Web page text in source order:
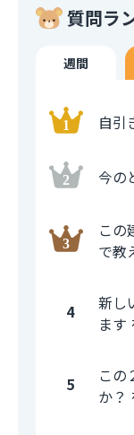
質問ラ
週間
自引
今の
この
で教
4
新し
ます
5
この
か？